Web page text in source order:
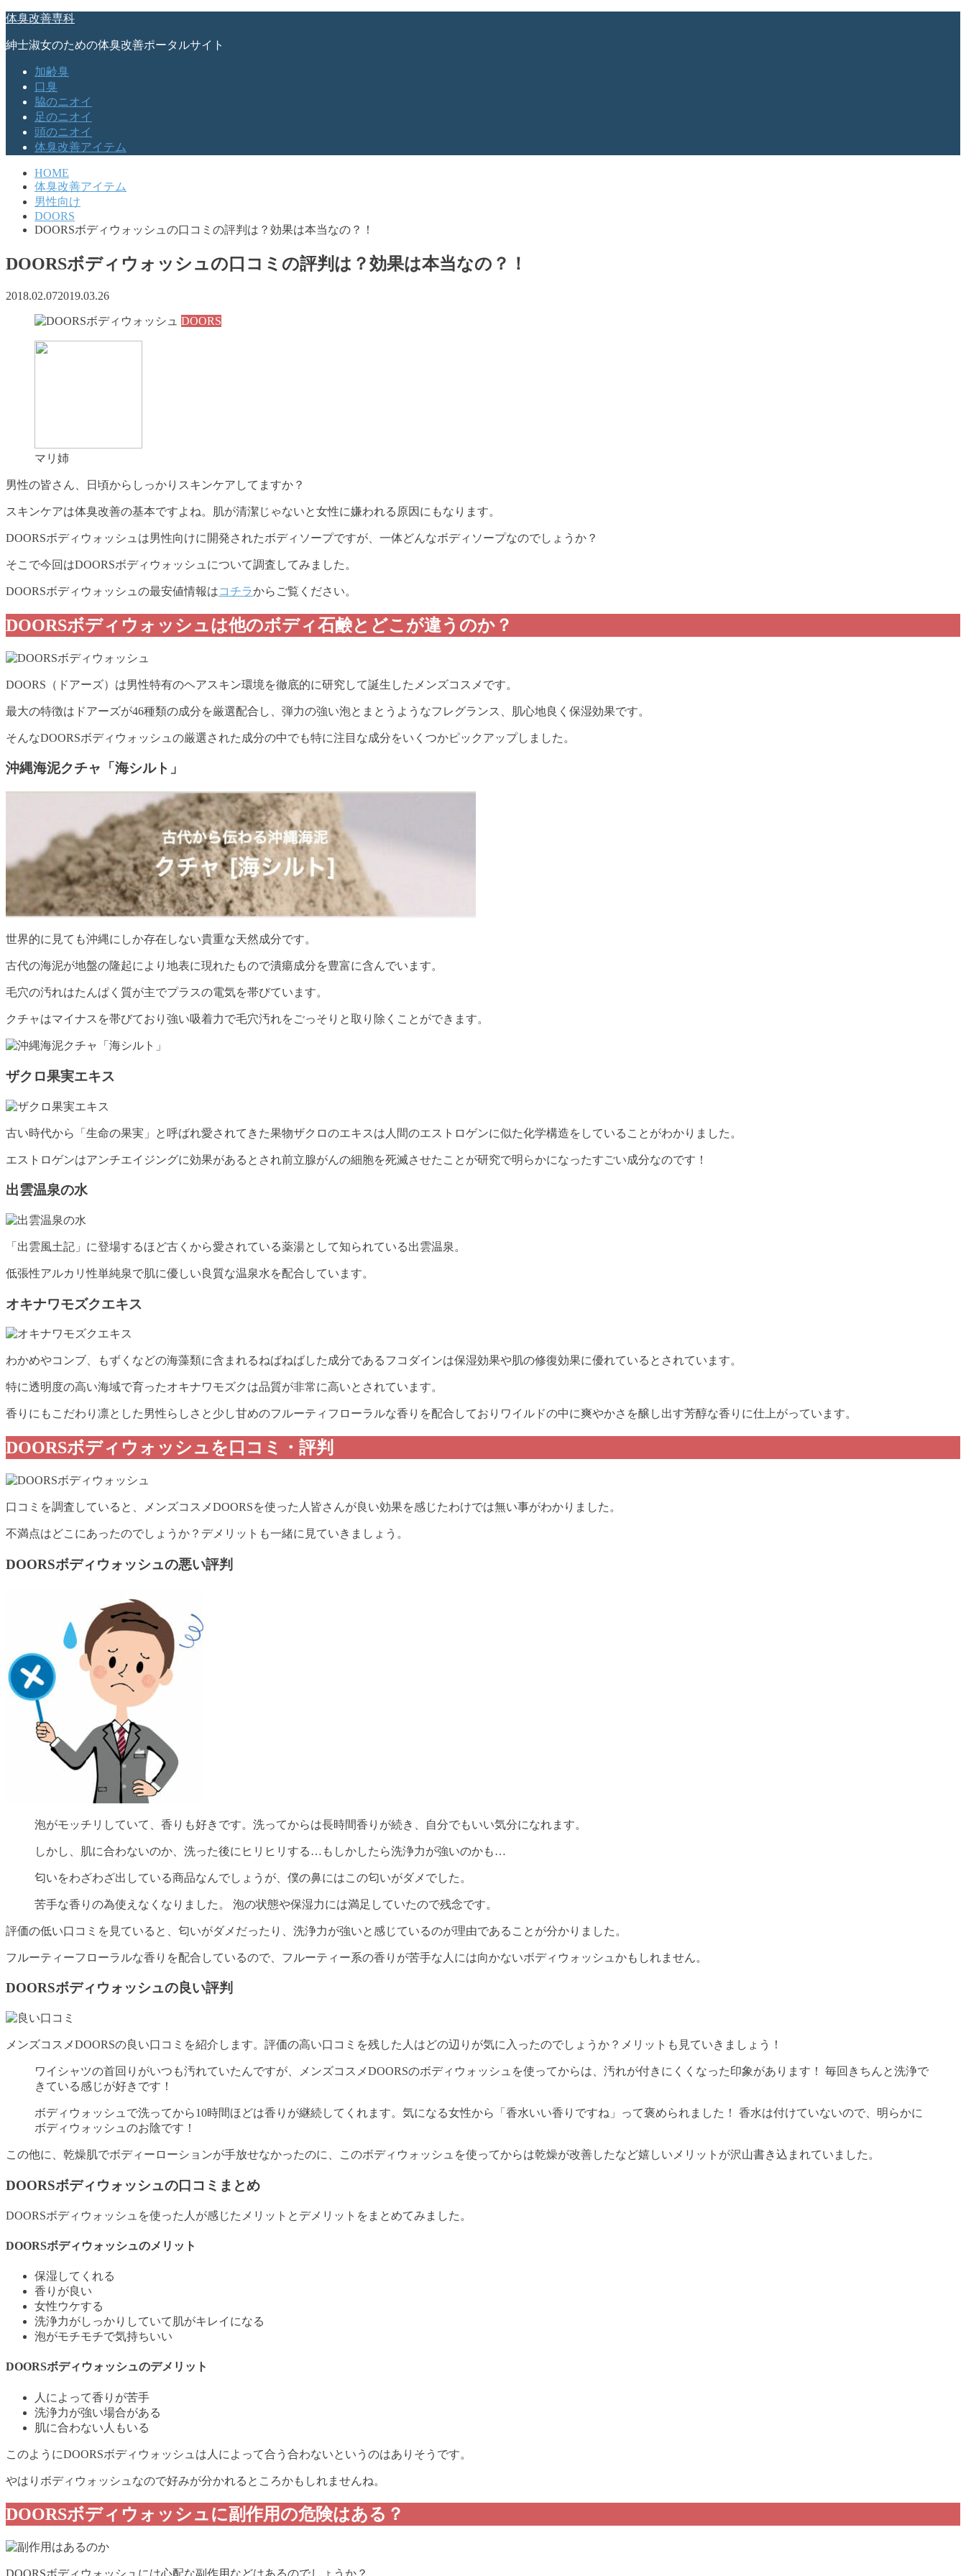
体臭改善専科
紳士淑女のための体臭改善ポータルサイト
加齢臭
口臭
脇のニオイ
足のニオイ
頭のニオイ
体臭改善アイテム
HOME
体臭改善アイテム
男性向け
DOORS
DOORSボディウォッシュの口コミの評判は？効果は本当なの？！
DOORSボディウォッシュの口コミの評判は？効果は本当なの？！
2018.02.072019.03.26
DOORS
マリ姉
男性の皆さん、日頃からしっかりスキンケアしてますか？
スキンケアは体臭改善の基本ですよね。肌が清潔じゃないと女性に嫌われる原因にもなります。
DOORSボディウォッシュは男性向けに開発されたボディソープですが、一体どんなボディソープなのでしょうか？
そこで今回はDOORSボディウォッシュについて調査してみました。
DOORSボディウォッシュの最安値情報はコチラからご覧ください。
DOORSボディウォッシュは他のボディ石鹸とどこが違うのか？
DOORS（ドアーズ）は男性特有のヘアスキン環境を徹底的に研究して誕生したメンズコスメです。
最大の特徴はドアーズが46種類の成分を厳選配合し、弾力の強い泡とまとうようなフレグランス、肌心地良く保湿効果です。
そんなDOORSボディウォッシュの厳選された成分の中でも特に注目な成分をいくつかピックアップしました。
沖縄海泥クチャ「海シルト」
世界的に見ても沖縄にしか存在しない貴重な天然成分です。
古代の海泥が地盤の隆起により地表に現れたもので潰瘍成分を豊富に含んでいます。
毛穴の汚れはたんぱく質が主でプラスの電気を帯びています。
クチャはマイナスを帯びており強い吸着力で毛穴汚れをごっそりと取り除くことができます。
ザクロ果実エキス
古い時代から「生命の果実」と呼ばれ愛されてきた果物ザクロのエキスは人間のエストロゲンに似た化学構造をしていることがわかりました。
エストロゲンはアンチエイジングに効果があるとされ前立腺がんの細胞を死滅させたことが研究で明らかになったすごい成分なのです！
出雲温泉の水
「出雲風土記」に登場するほど古くから愛されている薬湯として知られている出雲温泉。
低張性アルカリ性単純泉で肌に優しい良質な温泉水を配合しています。
オキナワモズクエキス
わかめやコンブ、もずくなどの海藻類に含まれるねばねばした成分であるフコダインは保湿効果や肌の修復効果に優れているとされています。
特に透明度の高い海域で育ったオキナワモズクは品質が非常に高いとされています。
香りにもこだわり凛とした男性らしさと少し甘めのフルーティフローラルな香りを配合しておりワイルドの中に爽やかさを醸し出す芳醇な香りに仕上がっています。
DOORSボディウォッシュを口コミ・評判
口コミを調査していると、メンズコスメDOORSを使った人皆さんが良い効果を感じたわけでは無い事がわかりました。
不満点はどこにあったのでしょうか？デメリットも一緒に見ていきましょう。
DOORSボディウォッシュの悪い評判
泡がモッチリしていて、香りも好きです。洗ってからは長時間香りが続き、自分でもいい気分になれます。
しかし、肌に合わないのか、洗った後にヒリヒリする…もしかしたら洗浄力が強いのかも…
匂いをわざわざ出している商品なんでしょうが、僕の鼻にはこの匂いがダメでした。
苦手な香りの為使えなくなりました。 泡の状態や保湿力には満足していたので残念です。
評価の低い口コミを見ていると、匂いがダメだったり、洗浄力が強いと感じているのが理由であることが分かりました。
フルーティーフローラルな香りを配合しているので、フルーティー系の香りが苦手な人には向かないボディウォッシュかもしれません。
DOORSボディウォッシュの良い評判
メンズコスメDOORSの良い口コミを紹介します。評価の高い口コミを残した人はどの辺りが気に入ったのでしょうか？メリットも見ていきましょう！
ワイシャツの首回りがいつも汚れていたんですが、メンズコスメDOORSのボディウォッシュを使ってからは、汚れが付きにくくなった印象があります！ 毎回きちんと洗浄で
きている感じが好きです！
ボディウォッシュで洗ってから10時間ほどは香りが継続してくれます。気になる女性から「香水いい香りですね」って褒められました！ 香水は付けていないので、明らかに
ボディウォッシュのお陰です！
この他に、乾燥肌でボディーローションが手放せなかったのに、このボディウォッシュを使ってからは乾燥が改善したなど嬉しいメリットが沢山書き込まれていました。
DOORSボディウォッシュの口コミまとめ
DOORSボディウォッシュを使った人が感じたメリットとデメリットをまとめてみました。
DOORSボディウォッシュのメリット
保湿してくれる
香りが良い
女性ウケする
洗浄力がしっかりしていて肌がキレイになる
泡がモチモチで気持ちいい
DOORSボディウォッシュのデメリット
人によって香りが苦手
洗浄力が強い場合がある
肌に合わない人もいる
このようにDOORSボディウォッシュは人によって合う合わないというのはありそうです。
やはりボディウォッシュなので好みが分かれるところかもしれませんね。
DOORSボディウォッシュに副作用の危険はある？